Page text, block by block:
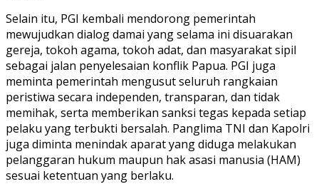
Selain itu, PGI kembali mendorong pemerintah
mewujudkan dialog damai yang selama ini disuarakan
gereja, tokoh agama, tokoh adat, dan masyarakat sipil
sebagai jalan penyelesaian konflik Papua. PGI juga
meminta pemerintah mengusut seluruh rangkaian
peristiwa secara independen, transparan, dan tidak
memihak, serta memberikan sanksi tegas kepada setiap
pelaku yang terbukti bersalah. Panglima TNI dan Kapolri
juga diminta menindak aparat yang diduga melakukan
pelanggaran hukum maupun hak asasi manusia (HAM)
sesuai ketentuan yang berlaku.